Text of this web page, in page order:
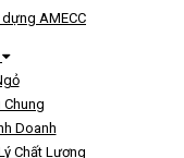
Chung
Doanh
Chất Lượng